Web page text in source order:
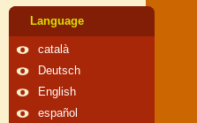
Language
català
Deutsch
English
español